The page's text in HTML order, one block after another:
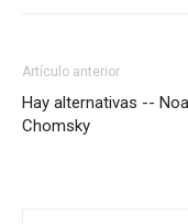
Artículo anterior
Hay alternativas --
Chomsky